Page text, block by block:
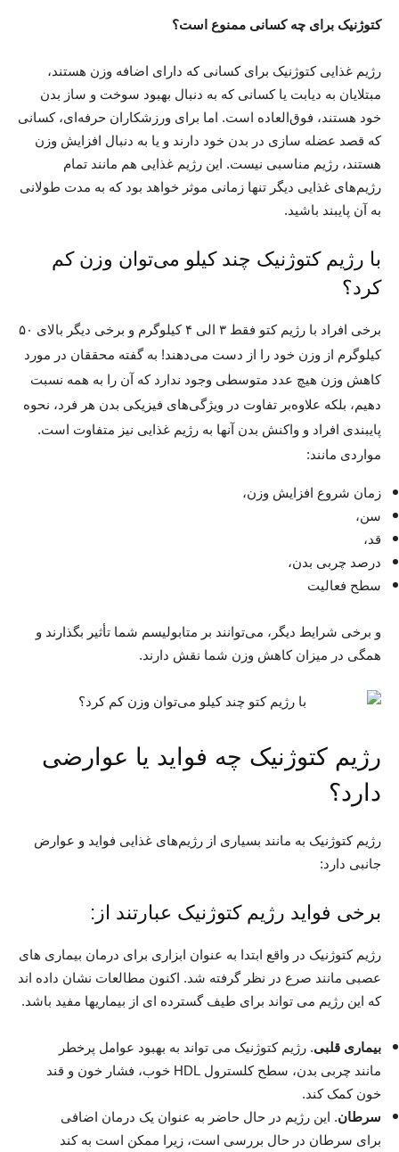
کتوژنیک برای چه کسانی ممنوع است؟
رژیم غذایی کتوژنیک برای کسانی که دارای اضافه وزن هستند،
مبتلایان به دیابت یا کسانی که به دنبال بهبود سوخت و ساز بدن
خود هستند، فوق‌العاده است. اما برای ورزشکاران حرفه‌ای، کسانی
که قصد عضله سازی در بدن خود دارند و یا به دنبال افزایش وزن
هستند، رژیم مناسبی نیست. این رژیم غذایی هم مانند تمام
رژیم‌های غذایی دیگر تنها زمانی موثر خواهد بود که به مدت طولانی
به آن پایبند باشید.
با رژیم کتوژنیک چند کیلو می‌توان وزن کم
کرد؟
برخی افراد با رژیم کتو فقط ۳ الی ۴ کیلوگرم و برخی دیگر بالای ۵۰
کیلوگرم از وزن خود را از دست می‌دهند! به گفته محققان در مورد
کاهش وزن هیچ عدد متوسطی وجود ندارد که آن را به همه نسبت
دهیم، بلکه علاوه‌بر تفاوت در ویژگی‌های فیزیکی بدن هر فرد، نحوه
پایبندی افراد و واکنش بدن آنها به رژیم غذایی نیز متفاوت است.
مواردی مانند:
زمان شروع افزایش وزن،
سن،
قد،
درصد چربی بدن،
سطح فعالیت
و برخی شرایط دیگر، می‌توانند بر متابولیسم شما تأثیر بگذارند و
همگی در میزان کاهش وزن شما نقش دارند.
رژیم کتوژنیک چه فواید یا عوارضی
دارد؟
رژیم کتوژنیک به مانند بسیاری از رژیم‌های غذایی فواید و عوارض
جانبی دارد:
برخی فواید رژیم کتوژنیک عبارتند از:
رژیم کتوژنیک در واقع ابتدا به عنوان ابزاری برای درمان بیماری های
عصبی مانند صرع در نظر گرفته شد. اکنون مطالعات نشان داده اند
که این رژیم می تواند برای طیف گسترده ای از بیماریها مفید باشد.
بیماری قلبی. رژیم کتوژنیک می تواند به بهبود عوامل پرخطر
مانند چربی بدن، سطح کلسترول HDL خوب، فشار خون و قند
خون کمک کند.
سرطان. این رژیم در حال حاضر به عنوان یک درمان اضافی
برای سرطان در حال بررسی است، زیرا ممکن است به کند